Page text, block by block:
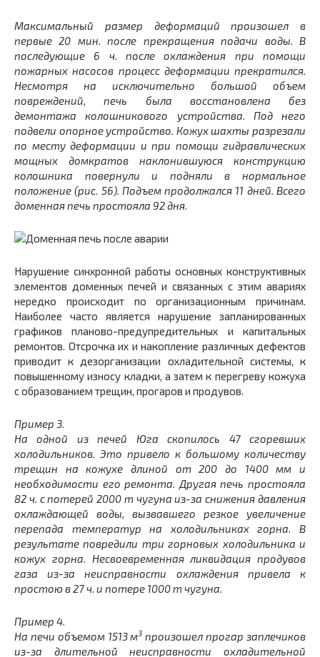
Максимальный размер деформаций произошел в
первые 20 мин. после прекращения подачи воды. В
последующие 6 ч. после охлаждения при помощи
пожарных насосов процесс деформации прекратился.
Несмотря на исключительно большой объем
повреждений, печь была восстановлена без
демонтажа колошникового устройства. Под него
подвели опорное устройство. Кожух шахты разрезали
по месту деформации и при помощи гидравлических
мощных домкратов наклонившуюся конструкцию
колошника повернули и подняли в нормальное
положение (рис. 56). Подъем продолжался 11 дней. Всего
доменная печь простояла 92 дня.
Нарушение синхронной работы основных конструктивных
элементов доменных печей и связанных с этим авариях
нередко происходит по организационным причинам.
Наиболее часто является нарушение запланированных
графиков планово-предупредительных и капитальных
ремонтов. Отсрочка их и накопление различных дефектов
приводит к дезорганизации охладительной системы, к
повышенному износу кладки, а затем к перегреву кожуха
с образованием трещин, прогаров и продувов.
Пример 3.
На одной из печей Юга скопилось 47 сгоревших
холодильников. Это привело к большому количеству
трещин на кожухе длиной от 200 до 1400 мм и
необходимости его ремонта. Другая печь простояла
82 ч. с потерей 2000 т чугуна из-за снижения давления
охлаждающей воды, вызвавшего резкое увеличение
перепада температур на холодильниках горна. В
результате повредили три горновых холодильника и
кожух горна. Несвоевременная ликвидация продувов
газа из-за неисправности охлаждения привела к
простою в 27 ч. и потере 1000 т чугуна.
Пример 4.
На печи объемом 1513 м3 произошел прогар заплечиков
из-за длительной неисправности охладительной